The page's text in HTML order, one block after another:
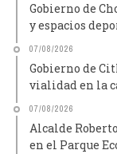
Gobierno de
y espacios
07/08/2026
Gobierno de
vialidad en la
07/08/2026
Alcalde
en el Parque